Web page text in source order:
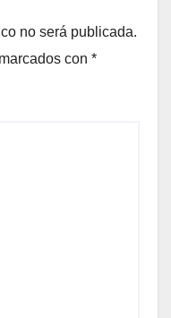
no será publicada.
con *